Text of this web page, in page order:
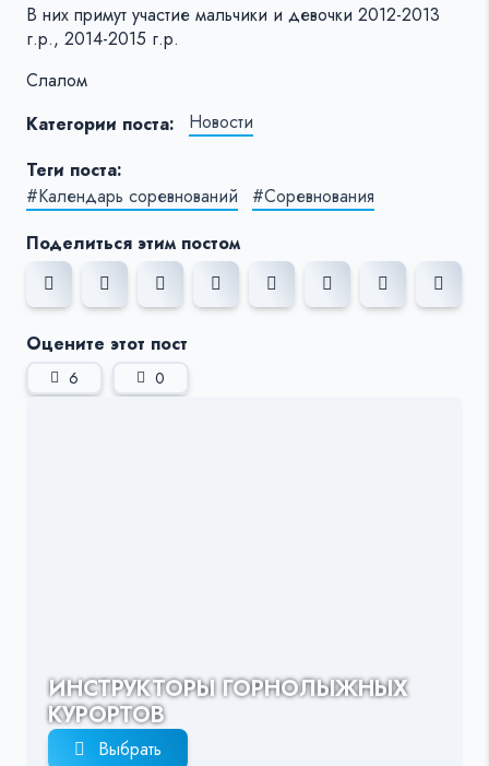
В них примут участие мальчики и девочки 2012-2013
г.р., 2014-2015 г.р.
Слалом
Категории поста:
Новости
Теги поста:
#Календарь соревнований
#Соревнования
Поделиться этим постом
Оцените этот пост
6 0
ИНСТРУКТОРЫ ГОРНОЛЫЖНЫХ
КУРОРТОВ
Выбрать